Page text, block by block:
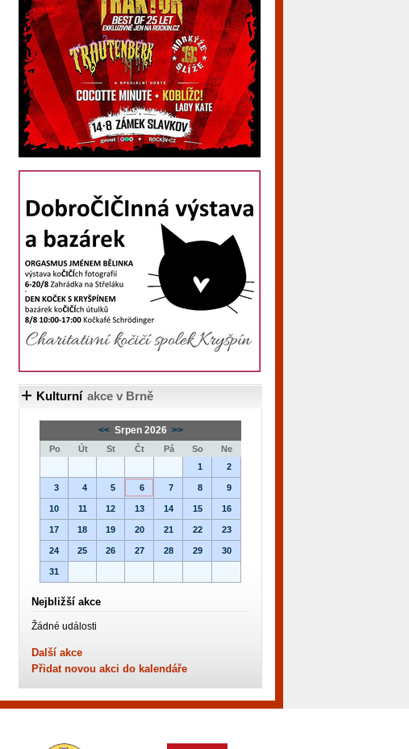
Kulturní akce v Brně
<< Srpen 2026 >>
Po Út St Čt Pá So
Ne
1
2
3 4 5 6 7 8 9
10 11 12 13 14 15 16
17 18 19 20 21 22 23
24 25 26 27 28 29 30
31
Nejbližší akce
Žádné události
Další akce
Přidat novou akci do kalendáře